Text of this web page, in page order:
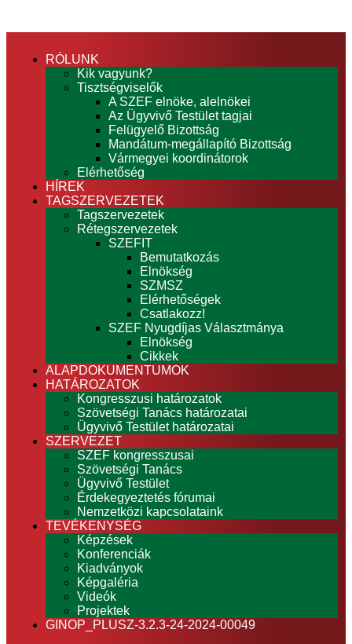
RÓLUNK
Kik vagyunk?
Tisztségviselők
A SZEF elnöke, alelnökei
Az Ügyvivő Testület tagjai
Felügyelő Bizottság
Mandátum-megállapító Bizottság
Vármegyei koordinátorok
Elérhetőség
HÍREK
TAGSZERVEZETEK
Tagszervezetek
Rétegszervezetek
SZEFIT
Bemutatkozás
Elnökség
SZMSZ
Elérhetőségek
Csatlakozz!
SZEF Nyugdíjas Választmánya
Elnökség
Cikkek
ALAPDOKUMENTUMOK
HATÁROZATOK
Kongresszusi határozatok
Szövetségi Tanács határozatai
Ügyvivő Testület határozatai
SZERVEZET
SZEF kongresszusai
Szövetségi Tanács
Ügyvivő Testület
Érdekegyeztetés fórumai
Nemzetközi kapcsolataink
TEVÉKENYSÉG
Képzések
Konferenciák
Kiadványok
Képgaléria
Videók
Projektek
GINOP_PLUSZ-3.2.3-24-2024-00049